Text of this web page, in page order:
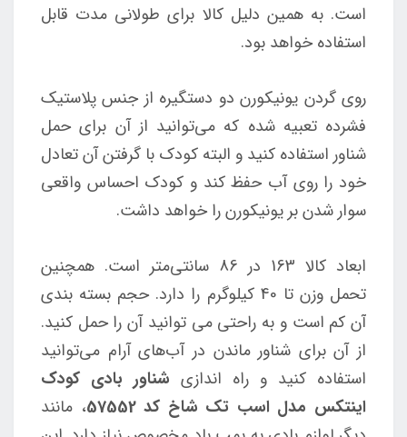
است. به همین دلیل کالا برای طولانی مدت قابل
استفاده خواهد بود.
روی گردن یونیکورن دو دستگیره از جنس پلاستیک
فشرده تعبیه شده که می‌توانید از آن برای حمل
شناور استفاده کنید و البته کودک با گرفتن آن تعادل
خود را روی آب حفظ کند و کودک احساس واقعی
سوار شدن بر یونیکورن را خواهد داشت.
ابعاد کالا 163 در 86 سانتی‌متر است. همچنین
تحمل وزن تا 40 کیلوگرم را دارد. حجم بسته بندی
آن کم است و به راحتی می توانید آن را حمل کنید.
از آن برای شناور ماندن در آب‌های آرام می‌توانید
استفاده کنید و راه اندازی شناور بادی کودک
اینتکس مدل اسب تک شاخ کد 57552
، مانند